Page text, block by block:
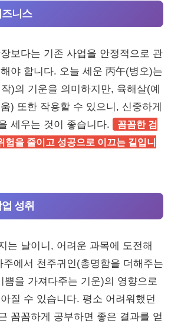
니스
보다는 기존 사업을 안정적으로 관
야 합니다. 오늘 세운 丙午(병오)는
)의 기운을 의미하지만, 육해살(예
) 또한 작용할 수 있으니, 신중하게
세우는 것이 좋습니다.
꼼꼼한 검
험을 줄이고 성공으로 이끄는 길입니
성취
는 날이니, 어려운 과목에 도전해
주에서 천주귀인(총명함을 더해주는
쁨을 가져다주는 기운)의 영향으로
질 수 있습니다. 평소 어려워했던
꼼꼼하게 공부하면 좋은 결과를 얻